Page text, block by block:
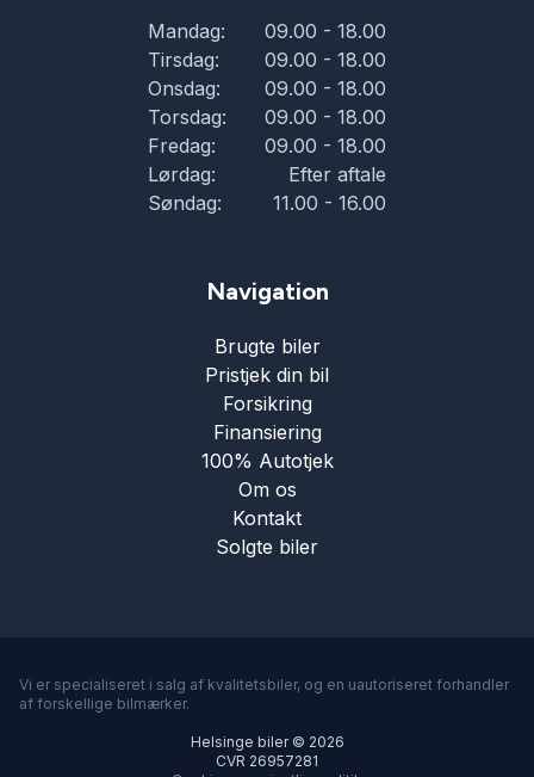
Mandag:
09.00 - 18.00
Tirsdag:
09.00 - 18.00
Onsdag:
09.00 - 18.00
Torsdag:
09.00 - 18.00
Fredag:
09.00 - 18.00
Lørdag:
Efter aftale
Søndag:
11.00 - 16.00
Navigation
Brugte biler
Pristjek din bil
Forsikring
Finansiering
100% Autotjek
Om os
Kontakt
Solgte biler
Vi er specialiseret i salg af kvalitetsbiler, og en uautoriseret forhandler
af forskellige bilmærker.
Helsinge biler © 2026
CVR 26957281